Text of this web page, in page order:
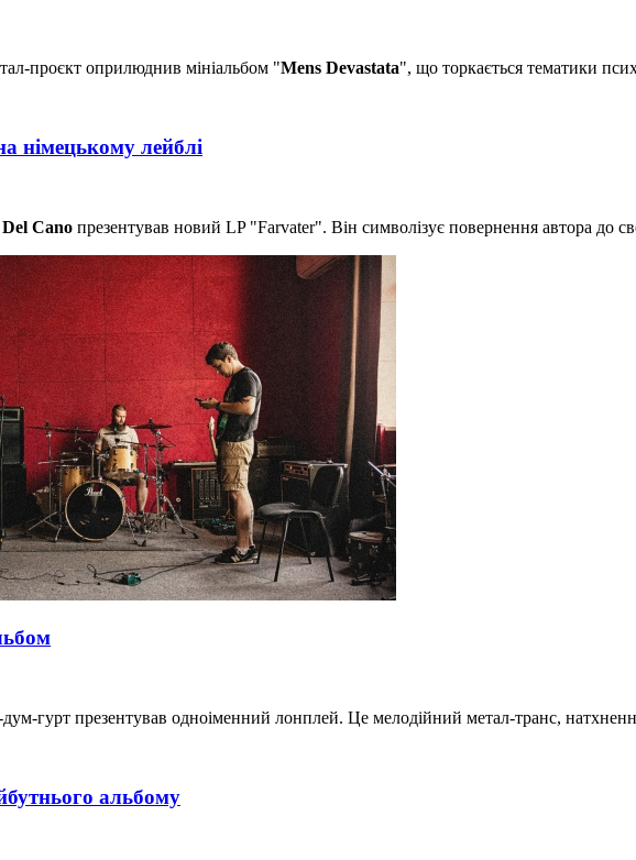
проєкт оприлюднив мініальбом "Mens Devastata", що торкається тематики
німецькому лейблі
Del Cano презентував новий LP "Farvater". Він символізує повернення автора до
гурт презентував одноіменний лонплей. Це мелодійний метал-транс,
альбому